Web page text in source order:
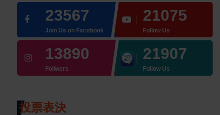
23567
Join Us on Facebook
21075
Follow Us
13890
Follwers
21907
Follow Us
投票表決